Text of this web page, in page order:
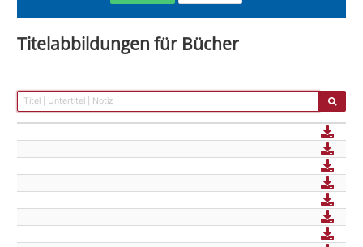
Titelabbildungen für Bücher